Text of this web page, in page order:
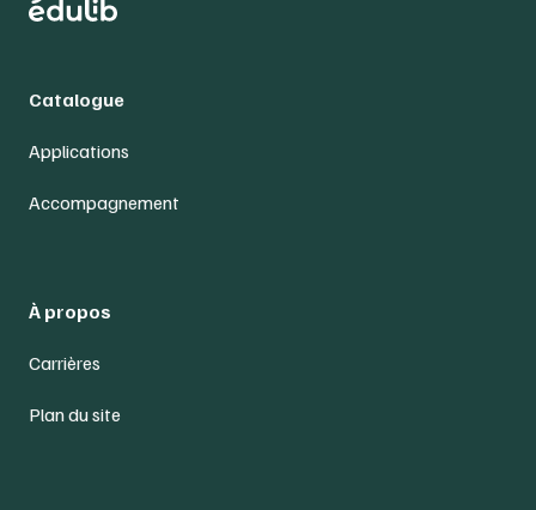
Catalogue
Applications
Accompagnement
À propos
Carrières
Plan du site